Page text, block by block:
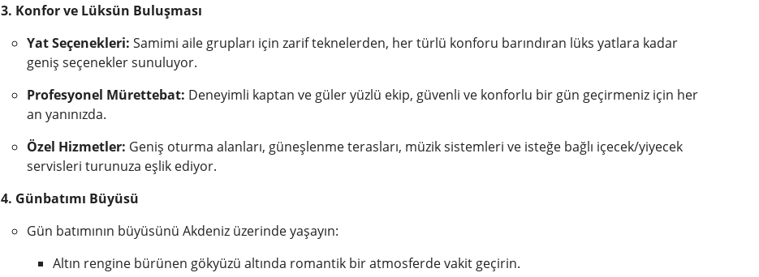
3. Konfor ve Lüksün Buluşması
Yat Seçenekleri: Samimi aile grupları için zarif teknelerden, her türlü konforu barındıran lüks yatlara kadar
geniş seçenekler sunuluyor.
Profesyonel Mürettebat: Deneyimli kaptan ve güler yüzlü ekip, güvenli ve konforlu bir gün geçirmeniz için her
an yanınızda.
Özel Hizmetler: Geniş oturma alanları, güneşlenme terasları, müzik sistemleri ve isteğe bağlı içecek/yiyecek
servisleri turunuza eşlik ediyor.
4. Günbatımı Büyüsü
Gün batımının büyüsünü Akdeniz üzerinde yaşayın:
Altın rengine bürünen gökyüzü altında romantik bir atmosferde vakit geçirin.